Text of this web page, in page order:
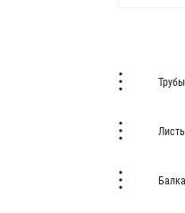
Трубы
Балка